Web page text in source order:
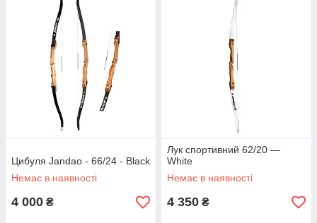
Цибуля Jandao - 66/24 - Black
Немає в наявності
4 000 ₴
Лук спортивний 62/20 —
White
Немає в наявності
4 350 ₴